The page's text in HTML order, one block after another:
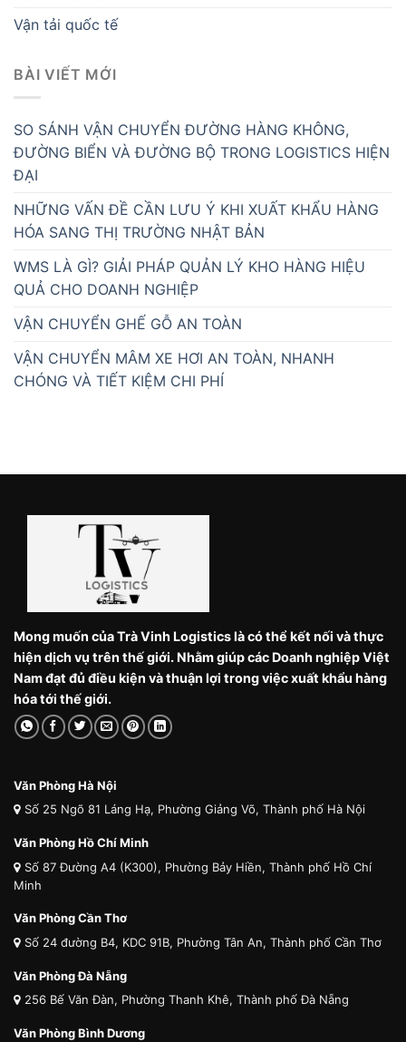
Vận tải quốc tế
BÀI VIẾT MỚI
SO SÁNH VẬN CHUYỂN ĐƯỜNG HÀNG KHÔNG,
ĐƯỜNG BIỂN VÀ ĐƯỜNG BỘ TRONG LOGISTICS HIỆN
ĐẠI
NHỮNG VẤN ĐỀ CẦN LƯU Ý KHI XUẤT KHẨU HÀNG
HÓA SANG THỊ TRƯỜNG NHẬT BẢN
WMS LÀ GÌ? GIẢI PHÁP QUẢN LÝ KHO HÀNG HIỆU
QUẢ CHO DOANH NGHIỆP
VẬN CHUYỂN GHẾ GỖ AN TOÀN
VẬN CHUYỂN MÂM XE HƠI AN TOÀN, NHANH
CHÓNG VÀ TIẾT KIỆM CHI PHÍ
Mong muốn của Trà Vinh Logistics là có thể kết nối và thực
hiện dịch vụ trên thế giới. Nhằm giúp các Doanh nghiệp Việt
Nam đạt đủ điều kiện và thuận lợi trong việc xuất khẩu hàng
hóa tới thế giới.
Văn Phòng Hà Nội
Số 25 Ngõ 81 Láng Hạ, Phường Giảng Võ, Thành phố Hà Nội
Văn Phòng Hồ Chí Minh
Số 87 Đường A4 (K300), Phường Bảy Hiền, Thành phố Hồ Chí
Minh
Văn Phòng Cần Thơ
Số 24 đường B4, KDC 91B, Phường Tân An, Thành phố Cần Thơ
Văn Phòng Đà Nẵng
256 Bế Văn Đàn, Phường Thanh Khê, Thành phố Đà Nẵng
Văn Phòng Bình Dương